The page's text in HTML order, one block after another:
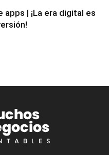
apps | ¡La era digital es